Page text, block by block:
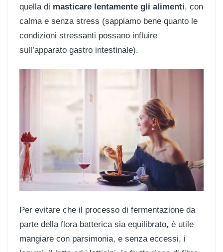
quella di masticare lentamente gli alimenti, con
calma e senza stress (sappiamo bene quanto le
condizioni stressanti possano influire
sull’apparato gastro intestinale).
Per evitare che il processo di fermentazione da
parte della flora batterica sia equilibrato, è utile
mangiare con parsimonia, e senza eccessi, i